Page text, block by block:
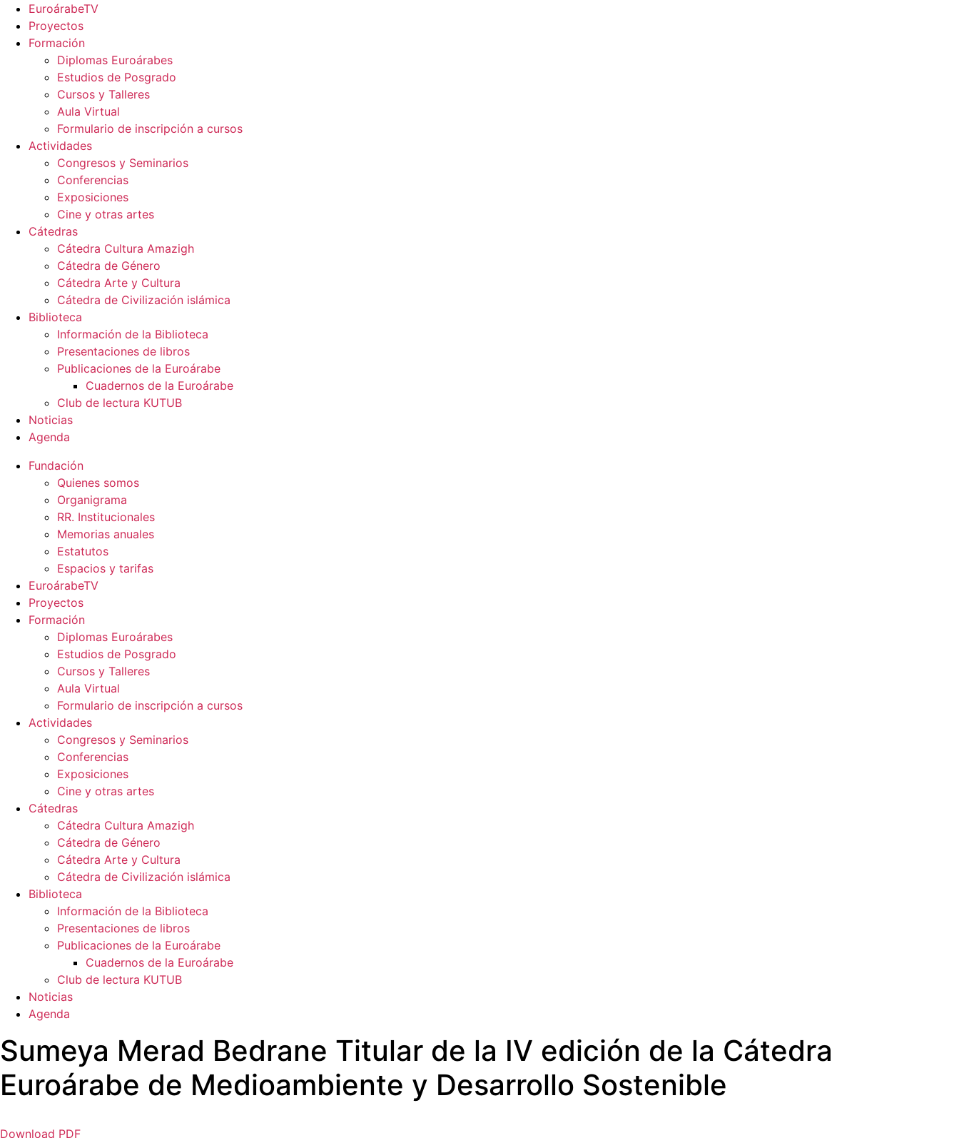
EuroárabeTV
Proyectos
Formación
Diplomas Euroárabes
Estudios de Posgrado
Cursos y Talleres
Aula Virtual
Formulario de inscripción a cursos
Actividades
Congresos y Seminarios
Conferencias
Exposiciones
Cine y otras artes
Cátedras
Cátedra Cultura Amazigh
Cátedra de Género
Cátedra Arte y Cultura
Cátedra de Civilización islámica
Biblioteca
Información de la Biblioteca
Presentaciones de libros
Publicaciones de la Euroárabe
Cuadernos de la Euroárabe
Club de lectura KUTUB
Noticias
Agenda
Fundación
Quienes somos
Organigrama
RR. Institucionales
Memorias anuales
Estatutos
Espacios y tarifas
EuroárabeTV
Proyectos
Formación
Diplomas Euroárabes
Estudios de Posgrado
Cursos y Talleres
Aula Virtual
Formulario de inscripción a cursos
Actividades
Congresos y Seminarios
Conferencias
Exposiciones
Cine y otras artes
Cátedras
Cátedra Cultura Amazigh
Cátedra de Género
Cátedra Arte y Cultura
Cátedra de Civilización islámica
Biblioteca
Información de la Biblioteca
Presentaciones de libros
Publicaciones de la Euroárabe
Cuadernos de la Euroárabe
Club de lectura KUTUB
Noticias
Agenda
Sumeya Merad Bedrane Titular de la IV edición de la Cátedra
Euroárabe de Medioambiente y Desarrollo Sostenible
Download PDF